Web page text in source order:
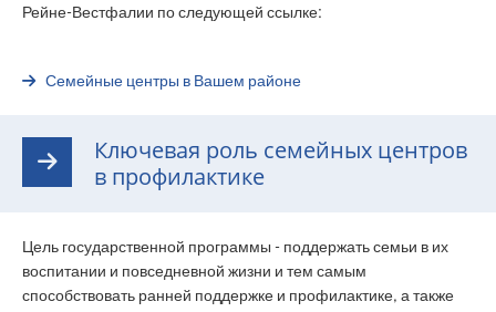
Рейне-Вестфалии по следующей ссылке:
Семейные центры в Вашем районе
Ключевая роль семейных центров
в профилактике
Цель государственной программы - поддержать семьи в их
воспитании и повседневной жизни и тем самым
способствовать ранней поддержке и профилактике, а также